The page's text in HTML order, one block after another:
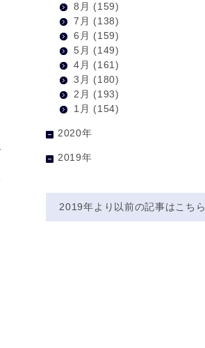
8月 (159)
7月 (138)
6月 (159)
5月 (149)
4月 (161)
3月 (180)
2月 (193)
1月 (154)
2020年
2019年
2019年より以前の記事はこちら